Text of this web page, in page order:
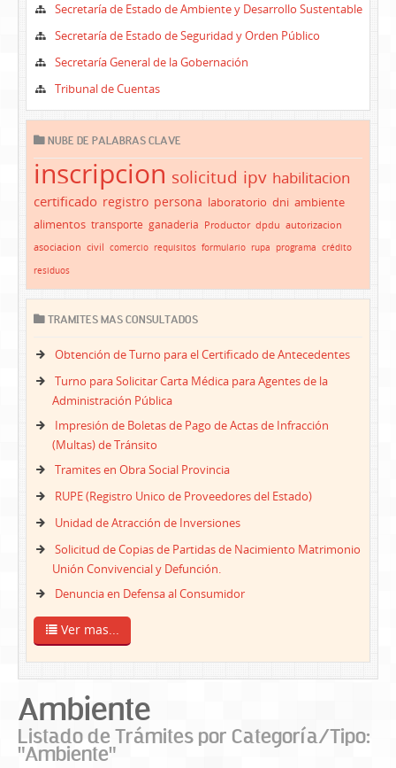
Secretaría de Estado de Ambiente y Desarrollo Sustentable
Secretaría de Estado de Seguridad y Orden Público
Secretaría General de la Gobernación
Tribunal de Cuentas
NUBE DE PALABRAS CLAVE
inscripcion solicitud ipv habilitacion
certificado registro persona laboratorio dni ambiente
alimentos transporte ganaderia Productor dpdu autorizacion
asociacion civil comercio requisitos formulario rupa programa crédito
residuos
TRAMITES MAS CONSULTADOS
Obtención de Turno para el Certificado de Antecedentes
Turno para Solicitar Carta Médica para Agentes de la
Administración Pública
Impresión de Boletas de Pago de Actas de Infracción
(Multas) de Tránsito
Tramites en Obra Social Provincia
RUPE (Registro Unico de Proveedores del Estado)
Unidad de Atracción de Inversiones
Solicitud de Copias de Partidas de Nacimiento Matrimonio
Unión Convivencial y Defunción.
Denuncia en Defensa al Consumidor
Ver mas...
Ambiente
Listado de Trámites por Categoría/Tipo:
"Ambiente"